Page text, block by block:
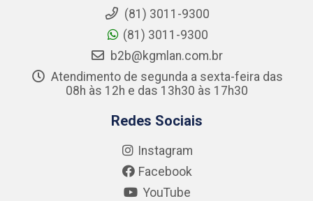
(81) 3011-9300
(81) 3011-9300
b2b@kgmlan.com.br
Atendimento de segunda a sexta-feira das
08h às 12h e das 13h30 às 17h30
Redes Sociais
Instagram
Facebook
YouTube